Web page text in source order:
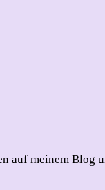
auf meinem Blog